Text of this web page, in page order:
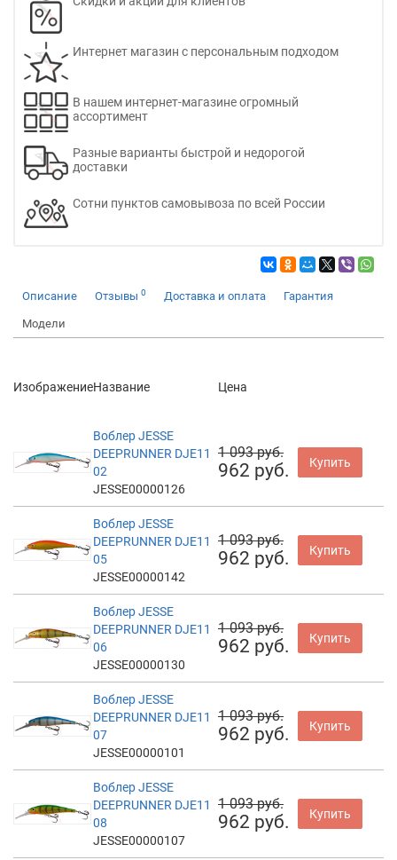
Интернет магазин с персональным подходом
В нашем интернет-магазине огромный
ассортимент
Разные варианты быстрой и недорогой
доставки
Сотни пунктов самовывоза по всей России
Описание Отзывы 0 Доставка и оплата Гарантия
Модели
ИзображениеНазвание Цена
Воблер JESSE
DEEPRUNNER DJE11
02
JESSE00000126
1 093 руб.
962 руб. Купить
Воблер JESSE
DEEPRUNNER DJE11
05
JESSE00000142
1 093 руб.
962 руб. Купить
Воблер JESSE
DEEPRUNNER DJE11
06
JESSE00000130
1 093 руб.
962 руб. Купить
Воблер JESSE
DEEPRUNNER DJE11
07
JESSE00000101
1 093 руб.
962 руб. Купить
Воблер JESSE
DEEPRUNNER DJE11
08
JESSE00000107
1 093 руб.
962 руб. Купить